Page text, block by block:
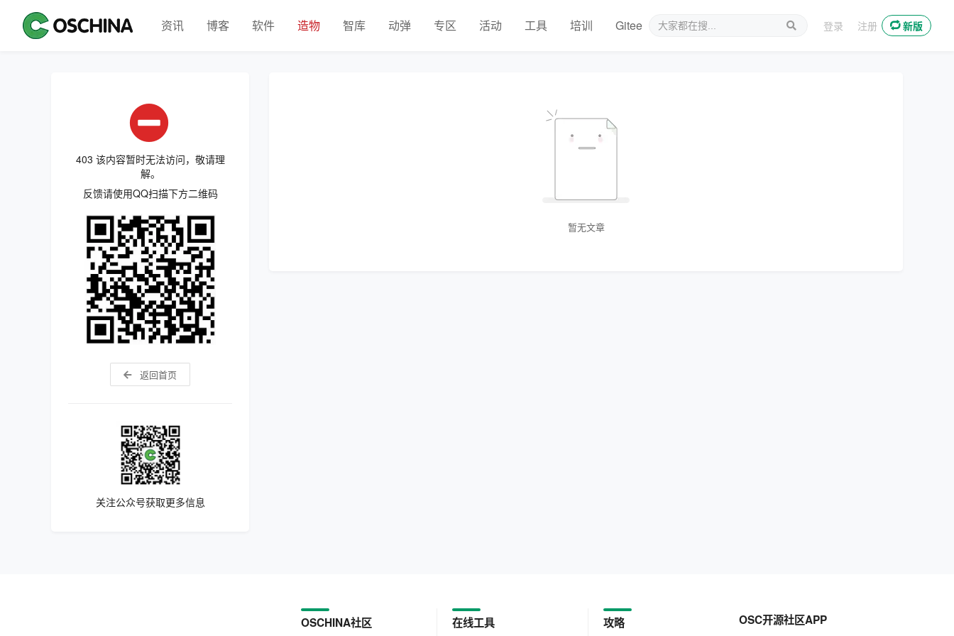
资讯 博客 软件 造物 智库 动弹 专区 活动 工具 培训 Gitee 新媒体 登录 注册 新版
403 该内容暂时无法访问，敬请理
解。
反馈请使用QQ扫描下方二维码
返回首页
关注公众号获取更多信息
暂无文章
OSCHINA社区 在线工具 攻略 OSC开源社区APP